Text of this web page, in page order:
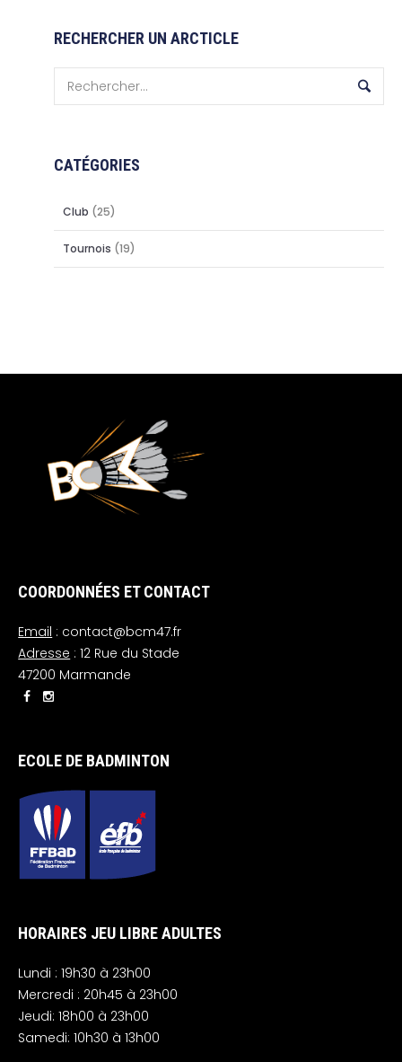
RECHERCHER UN ARCTICLE
CATÉGORIES
Club (25)
Tournois (19)
COORDONNÉES ET CONTACT
Email : contact@bcm47.fr
Adresse : 12 Rue du Stade
47200 Marmande
ECOLE DE BADMINTON
HORAIRES JEU LIBRE ADULTES
Lundi : 19h30 à 23h00
Mercredi : 20h45 à 23h00
Jeudi: 18h00 à 23h00
Samedi: 10h30 à 13h00